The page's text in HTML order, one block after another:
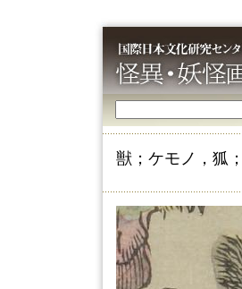
獣；ケモノ，狐